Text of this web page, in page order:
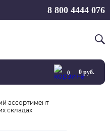
8 800 4444 076
0 0руб.
ассортимент
складах